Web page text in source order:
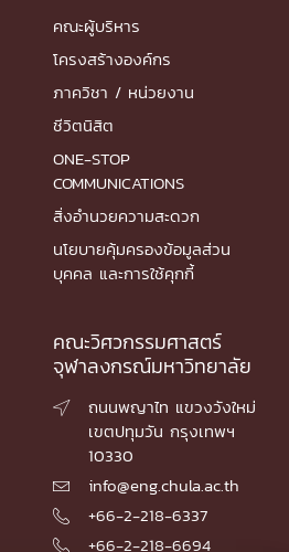
คณะผู้บริหาร
โครงสร้างองค์กร
ภาควิชา / หน่วยงาน
ชีวิตนิสิต
ONE-STOP
COMMUNICATIONS
สิ่งอำนวยความสะดวก
นโยบายคุ้มครองข้อมูลส่วน
บุคคล และการใช้คุกกี้
คณะวิศวกรรมศาสตร์
จุฬาลงกรณ์มหาวิทยาลัย

ถนนพญาไท แขวงวังใหม่
เขตปทุมวัน กรุงเทพฯ
10330
 info@eng.chula.ac.th
 +66-2-218-6337
 +66-2-218-6694